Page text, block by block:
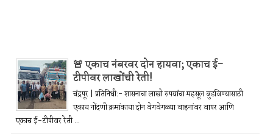
🚨 एकाच नंबरवर दोन हायवा; एकाच ई-
टीपीवर लाखोंची रेती!
चंद्रपूर | प्रतिनिधी:- शासनाचा लाखो रुपयांचा महसूल बुडविण्यासाठी
एकाच नोंदणी क्रमांकाचा दोन वेगवेगळ्या वाहनांवर वापर आणि
एकाच ई-टीपीवर रेती ...